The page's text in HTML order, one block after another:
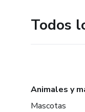
Todos
Animales y
Mascotas